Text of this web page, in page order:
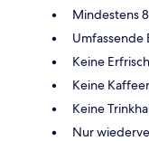
Mindestens
Keine
Keine
Keine
Nur